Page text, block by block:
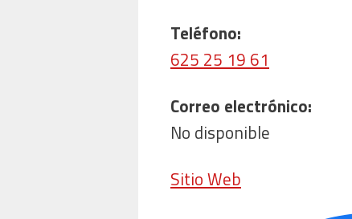
Teléfono:
625 25 19 61
Correo electrónico:
No disponible
Sitio Web